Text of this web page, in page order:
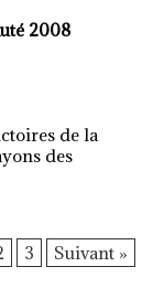
2008
de la
des
3 Suivant »